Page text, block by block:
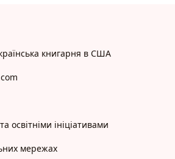
книгарня в США
освітніми ініціативами
мережах